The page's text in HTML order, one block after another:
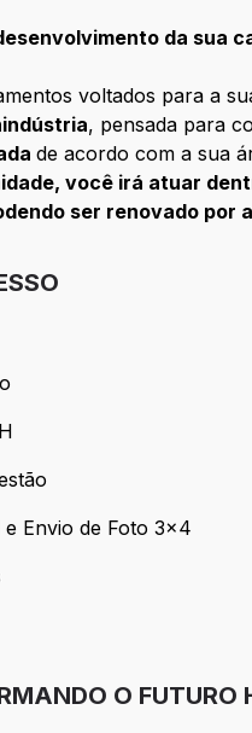
da sua
voltados para a
, pensada para
de acordo com a sua
você irá atuar
ser renovado por
RH
Gestão
e Envio de Foto 3x4
e Envio de Foto 3x4
O FUTURO